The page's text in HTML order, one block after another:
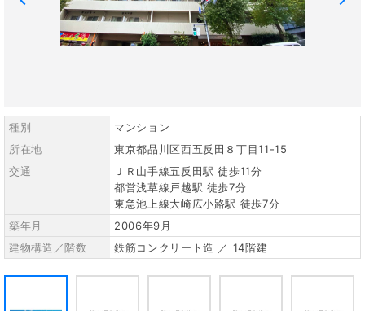
種別
マンション
所在地
東京都品川区西五反田８丁目11-15
交通
ＪＲ山手線五反田駅 徒歩11分
都営浅草線戸越駅 徒歩7分
東急池上線大崎広小路駅 徒歩7分
築年月
2006年9月
建物構造／階数
鉄筋コンクリート造 ／ 14階建